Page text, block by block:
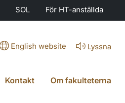
SOL För HT-anställda
English website Lyssna
Kontakt Om fakulteterna